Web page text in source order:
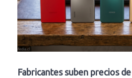
Fabricantes suben precios